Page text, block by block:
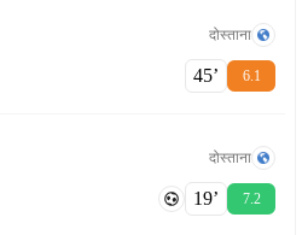
दोस्ताना
45‎’‎ 6.1
दोस्ताना
19‎’‎ 7.2